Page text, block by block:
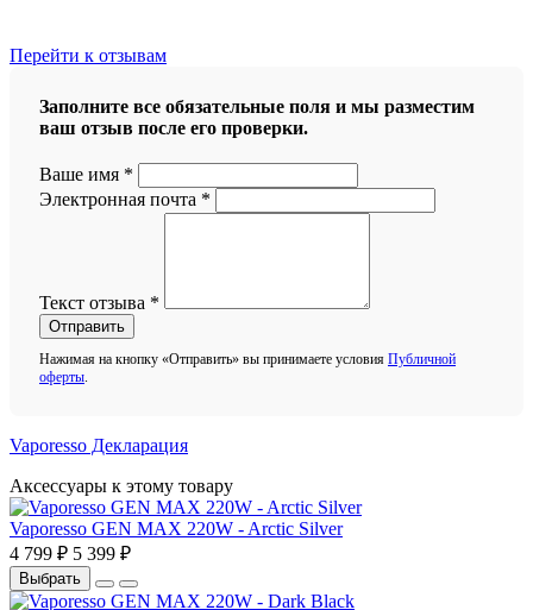
Перейти к отзывам
Заполните все обязательные поля и мы разместим
ваш отзыв после его проверки.
Ваше имя *
Электронная почта *
Текст отзыва *
Отправить
Нажимая на кнопку «Отправить» вы принимаете условия Публичной
оферты
Vaporesso Декларация
Аксессуары к этому товару
Vaporesso GEN MAX 220W - Arctic Silver
4 799 ₽ 5 399 ₽
Выбрать